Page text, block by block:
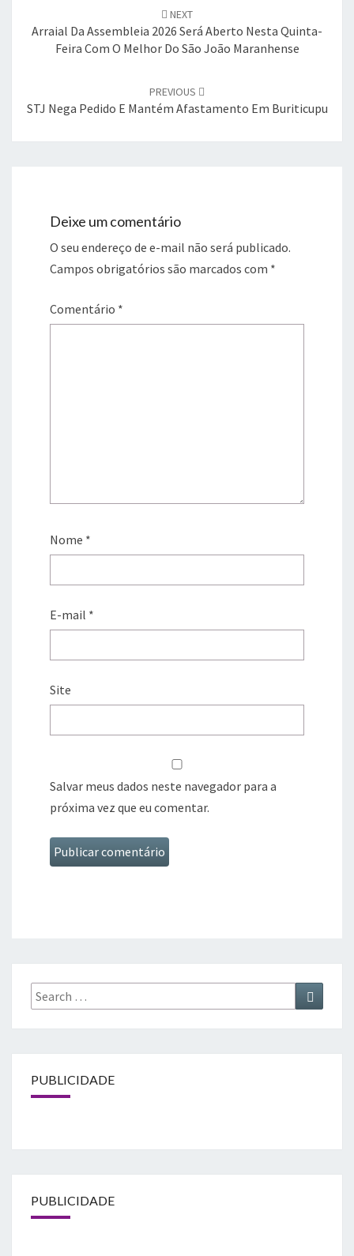
NEXT
Arraial Da Assembleia 2026 Será Aberto Nesta Quinta-
Feira Com O Melhor Do São João Maranhense
PREVIOUS
STJ Nega Pedido E Mantém Afastamento Em Buriticupu
Deixe um comentário
O seu endereço de e-mail não será publicado.
Campos obrigatórios são marcados com *
Comentário *
Nome *
E-mail *
Site
Salvar meus dados neste navegador para a
próxima vez que eu comentar.
Search
for:
Search
PUBLICIDADE
PUBLICIDADE